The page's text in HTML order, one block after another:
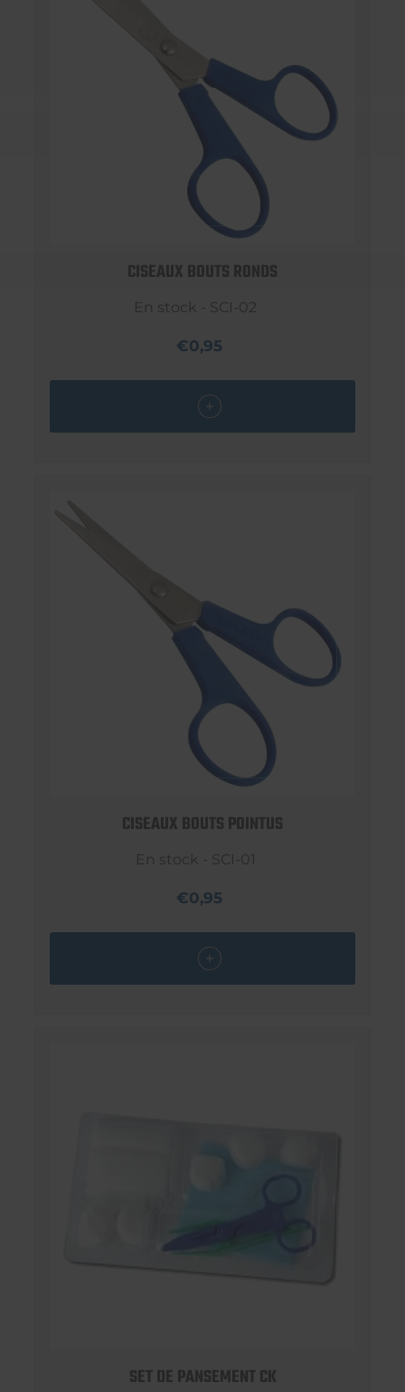
CISEAUX BOUTS RONDS
En stock - SCI-02
€0,95
CISEAUX BOUTS POINTUS
En stock - SCI-01
€0,95
SET DE PANSEMENT CK